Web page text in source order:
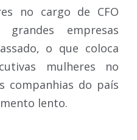
no cargo de CFO
empresas
o que coloca
mulheres no
companhias do país
lento.